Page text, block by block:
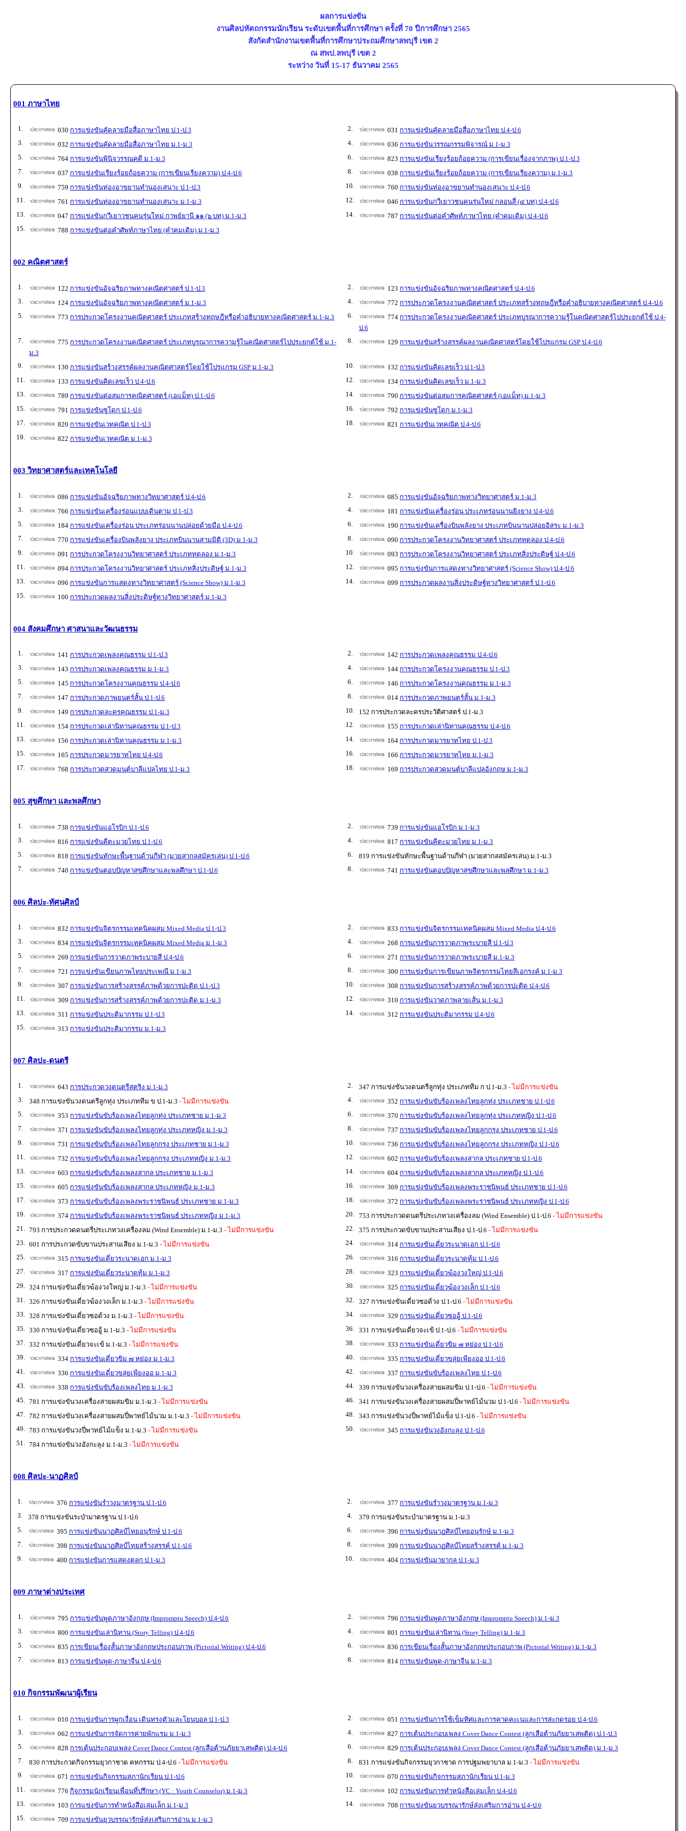
ผลการแข่งขัน
งานศิลปหัตถกรรมนักเรียน ระดับเขตพื้นที่การศึกษา ครั้งที่ 70 ปีการศึกษา 2565
สังกัดสำนักงานเขตพื้นที่การศึกษาประถมศึกษาลพบุรี เขต 2
ณ สพป.ลพบุรี เขต 2
ระหว่าง วันที่ 15-17 ธันวาคม 2565
001 ภาษาไทย
1. 030 การแข่งขันคัดลายมือสื่อภาษาไทย ป.1-ป.3 2. 031 การแข่งขันคัดลายมือสื่อภาษาไทย ป.4-ป.6
3.
032 การแข่งขันคัดลายมือสื่อภาษาไทย ม.1-ม.3 4. 036 การแข่งขันวรรณกรรมพิจารณ์ ม.1-ม.3
5.
764 การแข่งขันพินิจวรรณคดี ม.1-ม.3 6. 823 การแข่งขันเรียงร้อยถ้อยความ (การเขียนเรื่องจากภาพ) ป.1-ป.3
7.
037 การแข่งขันเรียงร้อยถ้อยความ (การเขียนเรียงความ) ป.4-ป.6 8. 038 การแข่งขันเรียงร้อยถ้อยความ (การเขียนเรียงความ) ม.1-ม.3
9.
759 การแข่งขันท่องอาขยานทำนองเสนาะ ป.1-ป.3 10. 760 การแข่งขันท่องอาขยานทำนองเสนาะ ป.4-ป.6
11.
761 การแข่งขันท่องอาขยานทำนองเสนาะ ม.1-ม.3 12. 046 การแข่งขันกวีเยาวชนคนรุ่นใหม่ กลอนสี่ (๔ บท) ป.4-ป.6
13.
047 การแข่งขันกวีเยาวชนคนรุ่นใหม่ กาพย์ยานี ๑๑ (๖ บท) ม.1-ม.3 14. 787 การแข่งขันต่อคำศัพท์ภาษาไทย (คำคมเดิม) ป.4-ป.6
15.
788 การแข่งขันต่อคำศัพท์ภาษาไทย (คำคมเดิม) ม.1-ม.3
002 คณิตศาสตร์
1. 122 การแข่งขันอัจฉริยภาพทางคณิตศาสตร์ ป.1-ป.3 2. 123 การแข่งขันอัจฉริยภาพทางคณิตศาสตร์ ป.4-ป.6
3.
124 การแข่งขันอัจฉริยภาพทางคณิตศาสตร์ ม.1-ม.3 4. 772 การประกวดโครงงานคณิตศาสตร์ ประเภทสร้างทฤษฎีหรือคำอธิบายทางคณิตศาสตร์ ป.4-ป.6
5.
773 การประกวดโครงงานคณิตศาสตร์ ประเภทสร้างทฤษฎีหรือคำอธิบายทางคณิตศาสตร์ ม.1-ม.3 6. 774 การประกวดโครงงานคณิตศาสตร์ ประเภทบูรณาการความรู้ในคณิตศาสตร์ไปประยุกต์ใช้ ป.4-
ป.6
7.
775 การประกวดโครงงานคณิตศาสตร์ ประเภทบูรณาการความรู้ในคณิตศาสตร์ไปประยุกต์ใช้ ม.1-
ม.3
8. 129 การแข่งขันสร้างสรรค์ผลงานคณิตศาสตร์โดยใช้โปรแกรม GSP ป.4-ป.6
9. 130 การแข่งขันสร้างสรรค์ผลงานคณิตศาสตร์โดยใช้โปรแกรม GSP ม.1-ม.3 10. 132 การแข่งขันคิดเลขเร็ว ป.1-ป.3
11.
133 การแข่งขันคิดเลขเร็ว ป.4-ป.6 12. 134 การแข่งขันคิดเลขเร็ว ม.1-ม.3
13.
789 การแข่งขันต่อสมการคณิตศาสตร์ (เอแม็ท) ป.1-ป.6 14. 790 การแข่งขันต่อสมการคณิตศาสตร์ (เอแม็ท) ม.1-ม.3
15.
791 การแข่งขันซูโดกุ ป.1-ป.6 16. 792 การแข่งขันซูโดกุ ม.1-ม.3
17.
820 การแข่งขันเวทคณิต ป.1-ป.3 18. 821 การแข่งขันเวทคณิต ป.4-ป.6
19.
822 การแข่งขันเวทคณิต ม.1-ม.3
003 วิทยาศาสตร์และเทคโนโลยี
1. 086 การแข่งขันอัจฉริยภาพทางวิทยาศาสตร์ ป.4-ป.6 2. 085 การแข่งขันอัจฉริยภาพทางวิทยาศาสตร์ ม.1-ม.3
3.
766 การแข่งขันเครื่องร่อนแบบเดินตาม ป.1-ป.3 4. 181 การแข่งขันเครื่องร่อน ประเภทร่อนนานยิงยาง ป.4-ป.6
5.
184 การแข่งขันเครื่องร่อน ประเภทร่อนนานปล่อยด้วยมือ ป.4-ป.6 6. 190 การแข่งขันเครื่องบินพลังยาง ประเภทบินนานปล่อยอิสระ ม.1-ม.3
7.
770 การแข่งขันเครื่องบินพลังยาง ประเภทบินนานสามมิติ (3D) ม.1-ม.3 8. 090 การประกวดโครงงานวิทยาศาสตร์ ประเภททดลอง ป.4-ป.6
9.
091 การประกวดโครงงานวิทยาศาสตร์ ประเภททดลอง ม.1-ม.3 10. 093 การประกวดโครงงานวิทยาศาสตร์ ประเภทสิ่งประดิษฐ์ ป.4-ป.6
11.
094 การประกวดโครงงานวิทยาศาสตร์ ประเภทสิ่งประดิษฐ์ ม.1-ม.3 12. 095 การแข่งขันการแสดงทางวิทยาศาสตร์ (Science Show) ป.4-ป.6
13.
096 การแข่งขันการแสดงทางวิทยาศาสตร์ (Science Show) ม.1-ม.3 14. 099 การประกวดผลงานสิ่งประดิษฐ์ทางวิทยาศาสตร์ ป.1-ป.6
15.
100 การประกวดผลงานสิ่งประดิษฐ์ทางวิทยาศาสตร์ ม.1-ม.3
004 สังคมศึกษา ศาสนาและวัฒนธรรม
1. 141 การประกวดเพลงคุณธรรม ป.1-ป.3 2. 142 การประกวดเพลงคุณธรรม ป.4-ป.6
3.
143 การประกวดเพลงคุณธรรม ม.1-ม.3 4. 144 การประกวดโครงงานคุณธรรม ป.1-ป.3
5.
145 การประกวดโครงงานคุณธรรม ป.4-ป.6 6. 146 การประกวดโครงงานคุณธรรม ม.1-ม.3
7.
147 การประกวดภาพยนตร์สั้น ป.1-ป.6 8. 014 การประกวดภาพยนตร์สั้น ม.1-ม.3
9.
149 การประกวดละครคุณธรรม ป.1-ม.3 10.
152 การประกวดละครประวัติศาสตร์ ป.1-ม.3
11.
154 การประกวดเล่านิทานคุณธรรม ป.1-ป.3 12. 155 การประกวดเล่านิทานคุณธรรม ป.4-ป.6
13.
156 การประกวดเล่านิทานคุณธรรม ม.1-ม.3 14. 164 การประกวดมารยาทไทย ป.1-ป.3
15.
165 การประกวดมารยาทไทย ป.4-ป.6 16. 166 การประกวดมารยาทไทย ม.1-ม.3
17.
768 การประกวดสวดมนต์บาลีแปลไทย ป.1-ม.3 18. 169 การประกวดสวดมนต์บาลีแปลอังกฤษ ม.1-ม.3
005 สุขศึกษา และพลศึกษา
1. 738 การแข่งขันแอโรบิก ป.1-ป.6 2. 739 การแข่งขันแอโรบิก ม.1-ม.3
3.
816 การแข่งขันคีตะมวยไทย ป.1-ป.6 4. 817 การแข่งขันคีตะมวยไทย ม.1-ม.3
5.
818 การแข่งขันทักษะพื้นฐานด้านกีฬา (มวยสากลสมัครเล่น) ป.1-ป.6 6.
819 การแข่งขันทักษะพื้นฐานด้านกีฬา (มวยสากลสมัครเล่น) ม.1-ม.3
7.
740 การแข่งขันตอบปัญหาสุขศึกษาและพลศึกษา ป.1-ป.6 8. 741 การแข่งขันตอบปัญหาสุขศึกษาและพลศึกษา ม.1-ม.3
006 ศิลปะ-ทัศนศิลป์
1. 832 การแข่งขันจิตรกรรมเทคนิคผสม Mixed Media ป.1-ป.3 2. 833 การแข่งขันจิตรกรรมเทคนิคผสม Mixed Media ป.4-ป.6
3.
834 การแข่งขันจิตรกรรมเทคนิคผสม Mixed Media ม.1-ม.3 4. 268 การแข่งขันการวาดภาพระบายสี ป.1-ป.3
5.
269 การแข่งขันการวาดภาพระบายสี ป.4-ป.6 6. 271 การแข่งขันการวาดภาพระบายสี ม.1-ม.3
7.
721 การแข่งขันเขียนภาพไทยประเพณี ม.1-ม.3 8. 300 การแข่งขันการเขียนภาพจิตรกรรมไทยสีเอกรงค์ ม.1-ม.3
9.
307 การแข่งขันการสร้างสรรค์ภาพด้วยการปะติด ป.1-ป.3 10. 308 การแข่งขันการสร้างสรรค์ภาพด้วยการปะติด ป.4-ป.6
11.
309 การแข่งขันการสร้างสรรค์ภาพด้วยการปะติด ม.1-ม.3 12. 310 การแข่งขันวาดภาพลายเส้น ม.1-ม.3
13.
311 การแข่งขันประติมากรรม ป.1-ป.3 14. 312 การแข่งขันประติมากรรม ป.4-ป.6
15.
313 การแข่งขันประติมากรรม ม.1-ม.3
007 ศิลปะ-ดนตรี
1. 643 การประกวดวงดนตรีสตริง ม.1-ม.3 2. 347 การแข่งขันวงดนตรีลูกทุ่ง ประเภททีม ก ป.1-ม.3 - ไม่มีการแข่งขัน
3.
348 การแข่งขันวงดนตรีลูกทุ่ง ประเภททีม ข ป.1-ม.3 - ไม่มีการแข่งขัน 4. 352 การแข่งขันขับร้องเพลงไทยลูกทุ่ง ประเภทชาย ป.1-ป.6
5.
353 การแข่งขันขับร้องเพลงไทยลูกทุ่ง ประเภทชาย ม.1-ม.3 6. 370 การแข่งขันขับร้องเพลงไทยลูกทุ่ง ประเภทหญิง ป.1-ป.6
7.
371 การแข่งขันขับร้องเพลงไทยลูกทุ่ง ประเภทหญิง ม.1-ม.3 8. 737 การแข่งขันขับร้องเพลงไทยลูกกรุง ประเภทชาย ป.1-ป.6
9.
731 การแข่งขันขับร้องเพลงไทยลูกกรุง ประเภทชาย ม.1-ม.3 10. 736 การแข่งขันขับร้องเพลงไทยลูกกรุง ประเภทหญิง ป.1-ป.6
11.
732 การแข่งขันขับร้องเพลงไทยลูกกรุง ประเภทหญิง ม.1-ม.3 12. 602 การแข่งขันขับร้องเพลงสากล ประเภทชาย ป.1-ป.6
13.
603 การแข่งขันขับร้องเพลงสากล ประเภทชาย ม.1-ม.3 14. 604 การแข่งขันขับร้องเพลงสากล ประเภทหญิง ป.1-ป.6
15.
605 การแข่งขันขับร้องเพลงสากล ประเภทหญิง ม.1-ม.3 16. 369 การแข่งขันขับร้องเพลงพระราชนิพนธ์ ประเภทชาย ป.1-ป.6
17.
373 การแข่งขันขับร้องเพลงพระราชนิพนธ์ ประเภทชาย ม.1-ม.3 18. 372 การแข่งขันขับร้องเพลงพระราชนิพนธ์ ประเภทหญิง ป.1-ป.6
19.
374 การแข่งขันขับร้องเพลงพระราชนิพนธ์ ประเภทหญิง ม.1-ม.3 20. 753 การประกวดดนตรีประเภทวงเครื่องลม (Wind Ensemble) ป.1-ป.6 - ไม่มีการแข่งขัน
21. 793 การประกวดดนตรีประเภทวงเครื่องลม (Wind Ensemble) ม.1-ม.3 - ไม่มีการแข่งขัน 22. 375 การประกวดขับขานประสานเสียง ป.1-ป.6 - ไม่มีการแข่งขัน
23. 601 การประกวดขับขานประสานเสียง ม.1-ม.3 - ไม่มีการแข่งขัน 24. 314 การแข่งขันเดี่ยวระนาดเอก ป.1-ป.6
25.
315 การแข่งขันเดี่ยวระนาดเอก ม.1-ม.3 26. 316 การแข่งขันเดี่ยวระนาดทุ้ม ป.1-ป.6
27.
317 การแข่งขันเดี่ยวระนาดทุ้ม ม.1-ม.3 28. 323 การแข่งขันเดี่ยวฆ้องวงใหญ่ ป.1-ป.6
29. 324 การแข่งขันเดี่ยวฆ้องวงใหญ่ ม.1-ม.3 - ไม่มีการแข่งขัน 30. 325 การแข่งขันเดี่ยวฆ้องวงเล็ก ป.1-ป.6
31. 326 การแข่งขันเดี่ยวฆ้องวงเล็ก ม.1-ม.3 - ไม่มีการแข่งขัน 32. 327 การแข่งขันเดี่ยวซอด้วง ป.1-ป.6 - ไม่มีการแข่งขัน
33. 328 การแข่งขันเดี่ยวซอด้วง ม.1-ม.3 - ไม่มีการแข่งขัน 34. 329 การแข่งขันเดี่ยวซออู้ ป.1-ป.6
35. 330 การแข่งขันเดี่ยวซออู้ ม.1-ม.3 - ไม่มีการแข่งขัน 36. 331 การแข่งขันเดี่ยวจะเข้ ป.1-ป.6 - ไม่มีการแข่งขัน
37. 332 การแข่งขันเดี่ยวจะเข้ ม.1-ม.3 - ไม่มีการแข่งขัน 38. 333 การแข่งขันเดี่ยวขิม ๗ หย่อง ป.1-ป.6
39.
334 การแข่งขันเดี่ยวขิม ๗ หย่อง ม.1-ม.3 40. 335 การแข่งขันเดี่ยวขลุ่ยเพียงออ ป.1-ป.6
41.
336 การแข่งขันเดี่ยวขลุ่ยเพียงออ ม.1-ม.3 42. 337 การแข่งขันขับร้องเพลงไทย ป.1-ป.6
43.
338 การแข่งขันขับร้องเพลงไทย ม.1-ม.3 44. 339 การแข่งขันวงเครื่องสายผสมขิม ป.1-ป.6 - ไม่มีการแข่งขัน
45. 781 การแข่งขันวงเครื่องสายผสมขิม ม.1-ม.3 - ไม่มีการแข่งขัน 46. 341 การแข่งขันวงเครื่องสายผสมปี่พาทย์ไม้นวม ป.1-ป.6 - ไม่มีการแข่งขัน
47. 782 การแข่งขันวงเครื่องสายผสมปี่พาทย์ไม้นวม ม.1-ม.3 - ไม่มีการแข่งขัน 48. 343 การแข่งขันวงปี่พาทย์ไม้แข็ง ป.1-ป.6 - ไม่มีการแข่งขัน
49. 783 การแข่งขันวงปี่พาทย์ไม้แข็ง ม.1-ม.3 - ไม่มีการแข่งขัน 50. 345 การแข่งขันวงอังกะลุง ป.1-ป.6
51. 784 การแข่งขันวงอังกะลุง ม.1-ม.3 - ไม่มีการแข่งขัน
008 ศิลปะ-นาฏศิลป์
1. 376 การแข่งขันรำวงมาตรฐาน ป.1-ป.6 2. 377 การแข่งขันรำวงมาตรฐาน ม.1-ม.3
3.
378 การแข่งขันระบำมาตรฐาน ป.1-ป.6 4.
379 การแข่งขันระบำมาตรฐาน ม.1-ม.3
5.
395 การแข่งขันนาฏศิลป์ไทยอนุรักษ์ ป.1-ป.6 6. 396 การแข่งขันนาฏศิลป์ไทยอนุรักษ์ ม.1-ม.3
7.
398 การแข่งขันนาฏศิลป์ไทยสร้างสรรค์ ป.1-ป.6 8. 399 การแข่งขันนาฏศิลป์ไทยสร้างสรรค์ ม.1-ม.3
9.
400 การแข่งขันการแสดงตลก ป.1-ม.3 10. 404 การแข่งขันมายากล ป.1-ม.3
009 ภาษาต่างประเทศ
1. 795 การแข่งขันพูดภาษาอังกฤษ (Impromptu Speech) ป.4-ป.6 2. 796 การแข่งขันพูดภาษาอังกฤษ (Impromptu Speech) ม.1-ม.3
3.
800 การแข่งขันเล่านิทาน (Story Telling) ป.4-ป.6 4. 801 การแข่งขันเล่านิทาน (Story Telling) ม.1-ม.3
5.
835 การเขียนเรื่องสั้นภาษาอังกฤษประกอบภาพ (Pictorial Writing) ป.4-ป.6 6. 836 การเขียนเรื่องสั้นภาษาอังกฤษประกอบภาพ (Pictorial Writing) ม.1-ม.3
7.
813 การแข่งขันพูด-ภาษาจีน ป.4-ป.6 8. 814 การแข่งขันพูด-ภาษาจีน ม.1-ม.3
010 กิจกรรมพัฒนาผู้เรียน
1. 010 การแข่งขันการผูกเงื่อน เดินทรงตัวและโยนบอล ป.1-ป.3 2. 051 การแข่งขันการใช้เข็มทิศและการคาดคะเนและการสะกดรอย ป.4-ป.6
3.
062 การแข่งขันการจัดการค่ายพักแรม ม.1-ม.3 4. 827 การเต้นประกอบเพลง Cover Dance Contest (ลูกเสือต้านภัยยาเสพติด) ป.1-ป.3
5.
828 การเต้นประกอบเพลง Cover Dance Contest (ลูกเสือต้านภัยยาเสพติด) ป.4-ป.6 6. 829 การเต้นประกอบเพลง Cover Dance Contest (ลูกเสือต้านภัยยาเสพติด) ม.1-ม.3
7.
830 การประกวดกิจกรรมยุวกาชาด คหกรรม ป.4-ป.6 - ไม่มีการแข่งขัน 8. 831 การแข่งขันกิจกรรมยุวกาชาด การปฐมพยาบาล ม.1-ม.3 - ไม่มีการแข่งขัน
9.
071 การแข่งขันกิจกรรมสภานักเรียน ป.1-ป.6 10. 070 การแข่งขันกิจกรรมสภานักเรียน ป.1-ม.3
11.
776 กิจกรรมนักเรียนเพื่อนที่ปรึกษา (YC : Youth Counselor) ม.1-ม.3 12. 102 การแข่งขันการทำหนังสือเล่มเล็ก ป.4-ป.6
13.
103 การแข่งขันการทำหนังสือเล่มเล็ก ม.1-ม.3 14. 708 การแข่งขันยุวบรรณารักษ์ส่งเสริมการอ่าน ป.4-ป.6
15.
709 การแข่งขันยุวบรรณารักษ์ส่งเสริมการอ่าน ม.1-ม.3